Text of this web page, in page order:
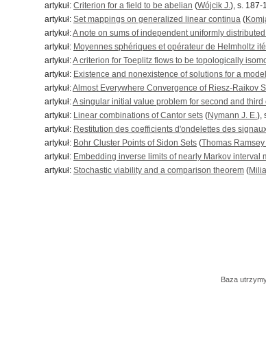
artykuł: Criterion for a field to be abelian (Wójcik J.), s. 187-
artykuł: Set mappings on generalized linear continua (
artykuł:A note on sums of independent uniformly
artykuł: Moyennes sphériques et opérateur de Helmholtz
artykuł:A criterion for Toeplitz flows to be topologically
artykuł: Existence and nonexistence of solutions for a
artykuł:Almost Everywhere Convergence of Riesz-Raikov
artykuł:A singular initial value problem for second and
artykuł: Linear combinations of Cantor sets (Nymann J. E.),
artykuł: Restitution des coefficients d'ondelettes des
artykuł: Bohr Cluster Points of Sidon Sets (Thomas Ramsey
artykuł: Embedding inverse limits of nearly Markov
artykuł: Stochastic viability and a comparison theorem (
Baza